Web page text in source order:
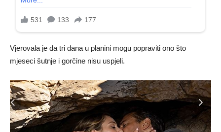
Vjerovala je da tri dana u planini mogu popraviti ono što
mjeseci šutnje i gorčine nisu uspjeli.